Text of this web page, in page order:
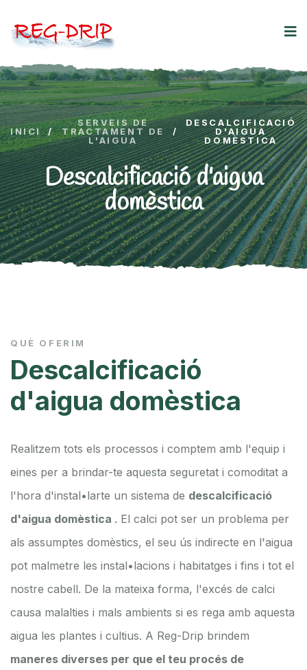
INICI /
SERVEIS DE
TRACTAMENT DE
L'AIGUA
/
DESCALCIFICACIÓ
D'AIGUA
DOMÈSTICA
Descalcificació d'aigua
domèstica
QUÈ OFERIM
Descalcificació
d'aigua domèstica
Realitzem tots els processos i comptem amb l'equip i
eines per a brindar-te aquesta seguretat i comoditat a
l'hora d'instal•larte un sistema de descalcificació
d'aigua domèstica . El calci pot ser un problema per
als assumptes domèstics, el seu ús indirecte en l'aigua
pot malmetre les instal•lacions i habitatges i fins i tot el
nostre cabell. De la mateixa forma, l'excés de calci
causa malalties i mals ambients si es rega amb aquesta
aigua les plantes i cultius. A Reg-Drip brindem
maneres diverses per que el teu procés de